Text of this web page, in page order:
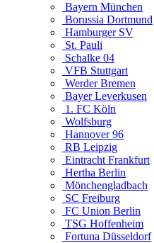
Bayern München
Borussia Dortmund
Hamburger SV
St. Pauli
Schalke 04
VFB Stuttgart
Werder Bremen
Bayer Leverkusen
1. FC Köln
Wolfsburg
Hannover 96
RB Leipzig
Eintracht Frankfurt
Hertha Berlin
Mönchengladbach
SC Freiburg
FC Union Berlin
TSG Hoffenheim
Fortuna Düsseldorf